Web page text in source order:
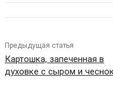
Предыдущая статья
Картошка, запеченная в
духовке с сыром и